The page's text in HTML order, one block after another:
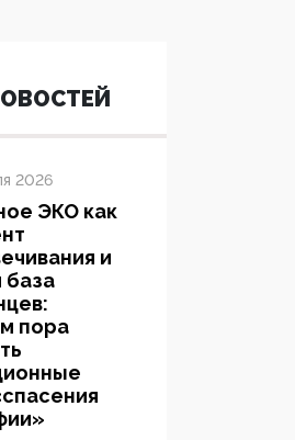
2026
ЭКО как
и
база
пора